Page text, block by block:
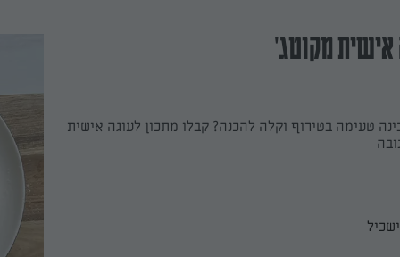
אישית מקוטג'
טעימה בטירוף וקלה להכנה? קבלו מתכון לעוגה אישית